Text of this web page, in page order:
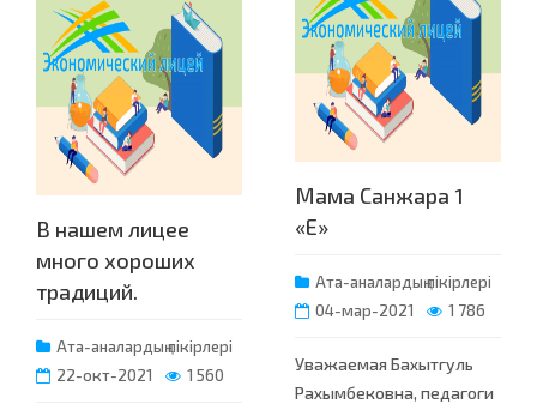
В нашем лицее
много хороших
традиций.
Ата-аналардың пікірлері
22-окт-2021
1 560
Мама Санжара 1
«Е»
Ата-аналардың пікірлері
04-мар-2021
1 786
Уважаемая Бахытгуль
Рахымбековна, педагоги